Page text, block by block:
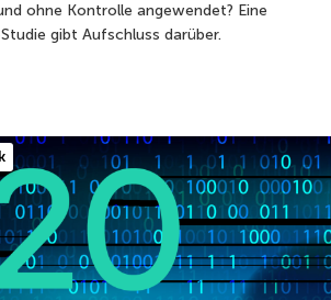
ohne Kontrolle angewendet? Eine
gibt Aufschluss darüber.